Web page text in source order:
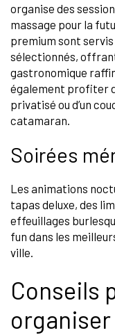
organise des
massage pour la
premium sont
sélectionnés,
gastronomique
également profiter
privatisé ou d’un
catamaran.
Soirées
Les animations
tapas deluxe, des
effeuillages
fun dans les
ville.
Conseils